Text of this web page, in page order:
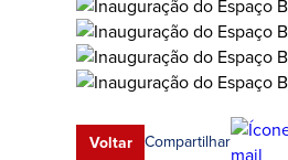
Voltar Compartilhar